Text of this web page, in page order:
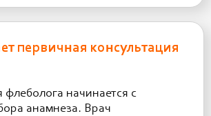
первичная консультация
флеболога начинается с
анамнеза. Врач